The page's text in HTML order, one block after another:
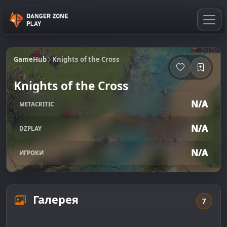
GameHub Knights of the Cross
Knights of the Cross
METACRITIC N/A
DZPLAY N/A
ИГРОКИ N/A
Галерея 7